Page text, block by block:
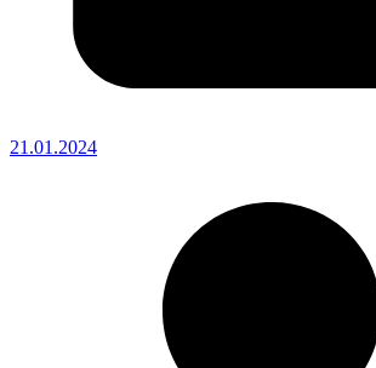
21.01.2024